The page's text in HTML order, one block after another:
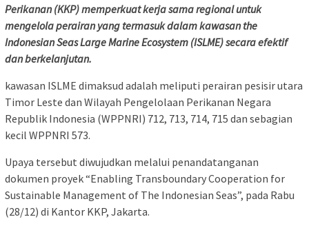
Perikanan (KKP) memperkuat kerja sama regional untuk
mengelola perairan yang termasuk dalam kawasan the
Indonesian Seas Large Marine Ecosystem (ISLME) secara efektif
dan berkelanjutan.
kawasan ISLME dimaksud adalah meliputi perairan pesisir utara
Timor Leste dan Wilayah Pengelolaan Perikanan Negara
Republik Indonesia (WPPNRI) 712, 713, 714, 715 dan sebagian
kecil WPPNRI 573.
Upaya tersebut diwujudkan melalui penandatanganan
dokumen proyek “Enabling Transboundary Cooperation for
Sustainable Management of The Indonesian Seas”, pada Rabu
(28/12) di Kantor KKP, Jakarta.